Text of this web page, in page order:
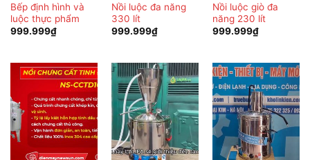
Bếp định hình và
luộc thực phẩm
999.999₫
Nồi luộc đa năng
330 lít
999.999₫
Nồi luộc giò đa
năng 230 lít
999.999₫